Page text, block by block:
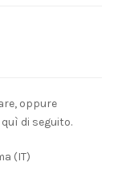
oppure
di seguito.
(IT)